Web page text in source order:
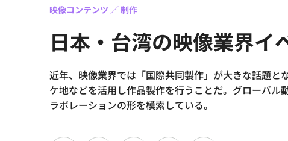
日本・台湾の映像業界イ
近年、映像業界では「国際共同製作」が大きな話題
ケ地などを活用し作品製作を行うことだ。グローバ
ラボレーションの形を模索している。
映像コンテンツ 制作